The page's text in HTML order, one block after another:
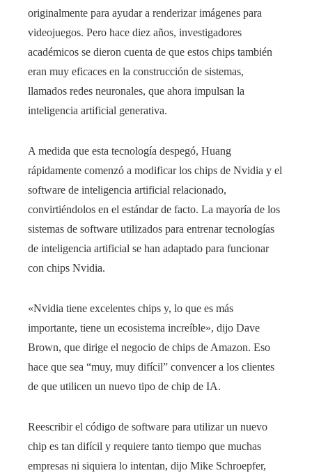
originalmente para ayudar a renderizar imágenes para
videojuegos. Pero hace diez años, investigadores
académicos se dieron cuenta de que estos chips también
eran muy eficaces en la construcción de sistemas,
llamados redes neuronales, que ahora impulsan la
inteligencia artificial generativa.
A medida que esta tecnología despegó, Huang
rápidamente comenzó a modificar los chips de Nvidia y el
software de inteligencia artificial relacionado,
convirtiéndolos en el estándar de facto. La mayoría de los
sistemas de software utilizados para entrenar tecnologías
de inteligencia artificial se han adaptado para funcionar
con chips Nvidia.
«Nvidia tiene excelentes chips y, lo que es más
importante, tiene un ecosistema increíble», dijo Dave
Brown, que dirige el negocio de chips de Amazon. Eso
hace que sea “muy, muy difícil” convencer a los clientes
de que utilicen un nuevo tipo de chip de IA.
Reescribir el código de software para utilizar un nuevo
chip es tan difícil y requiere tanto tiempo que muchas
empresas ni siquiera lo intentan, dijo Mike Schroepfer,